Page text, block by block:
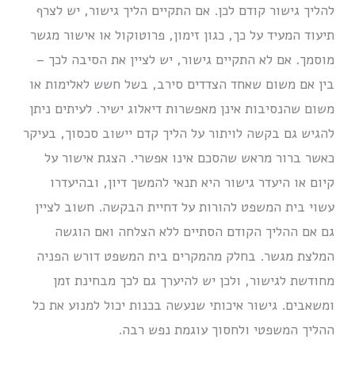
להליך גישור קודם לכן. אם התקיים הליך גישור, יש לצרף
תיעוד המעיד על כך, כגון זימון, פרוטוקול או אישור מגשר
מוסמך. אם לא התקיים גישור, יש לציין את הסיבה לכך –
בין אם משום שאחד הצדדים סירב, בשל חשש לאלימות או
משום שהנסיבות אינן מאפשרות דיאלוג ישיר. לעיתים ניתן
להגיש גם בקשה לויתור על הליך קדם יישוב סכסוך, בעיקר
כאשר ברור מראש שהסכם אינו אפשרי. הצגת אישור על
קיום או היעדר גישור היא תנאי להמשך דיון, ובהיעדרו
עשוי בית המשפט להורות על דחיית הבקשה. חשוב לציין
גם אם ההליך הקודם הסתיים ללא הצלחה ואם הוגשה
המלצת מגשר. בחלק מהמקרים בית המשפט דורש הפניה
מחודשת לגישור, ולכן יש להיערך גם לכך מבחינת זמן
ומשאבים. גישור איכותי שנעשה בכנות יכול למנוע את כל
ההליך המשפטי ולחסוך עוגמת נפש רבה.